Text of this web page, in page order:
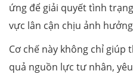
ứng để giải quyết tình
vực lân cận chịu ảnh
Cơ chế này không chỉ giúp
quả nguồn lực tư nhân,